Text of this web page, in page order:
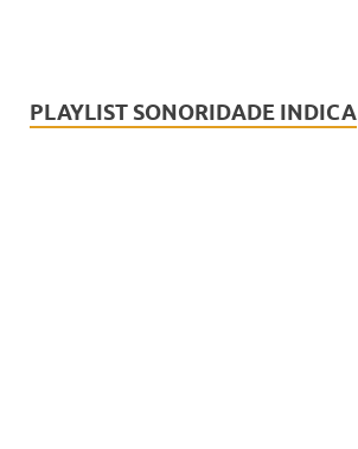
PLAYLIST SONORIDADE INDICA